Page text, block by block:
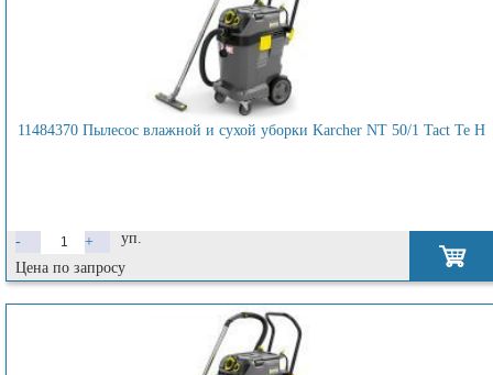
11484370 Пылесос влажной и сухой уборки Karcher NT 50/1 Tact Te H
- +
уп.
Цена по запросу